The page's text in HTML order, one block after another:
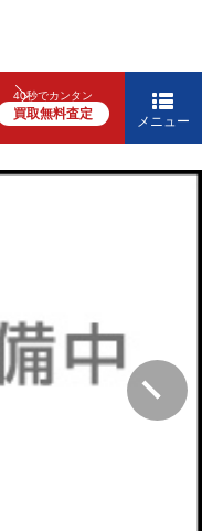
40秒でカンタン
買取無料査定 メニュー